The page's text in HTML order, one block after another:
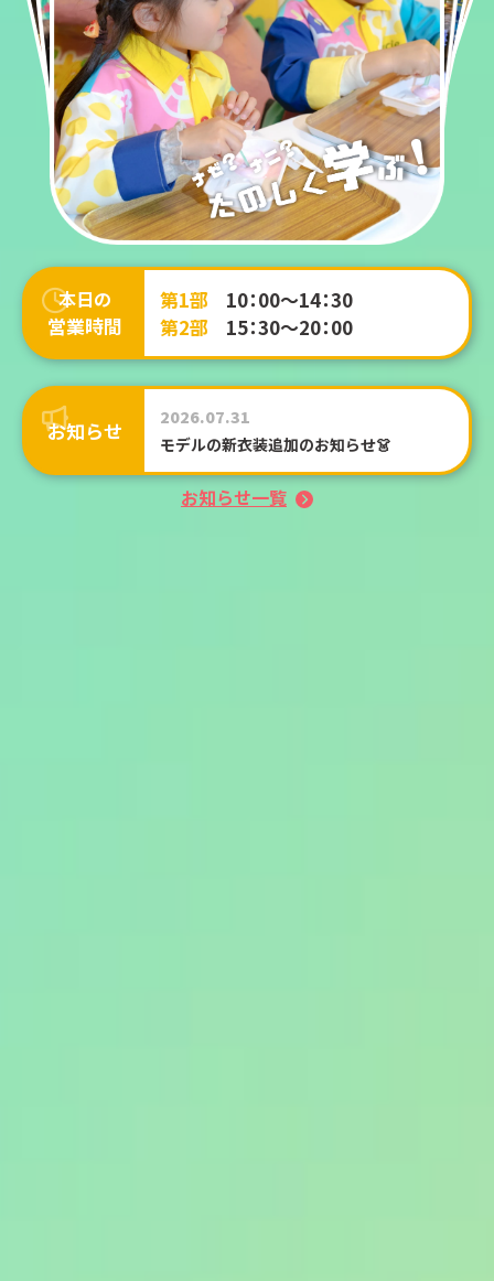
本日の
営業時間
第1部
10：00～14：30
第2部
15：30～20：00
お知らせ
2026.07.31
モデルの新衣装追加のお知らせ👗
お知らせ一覧